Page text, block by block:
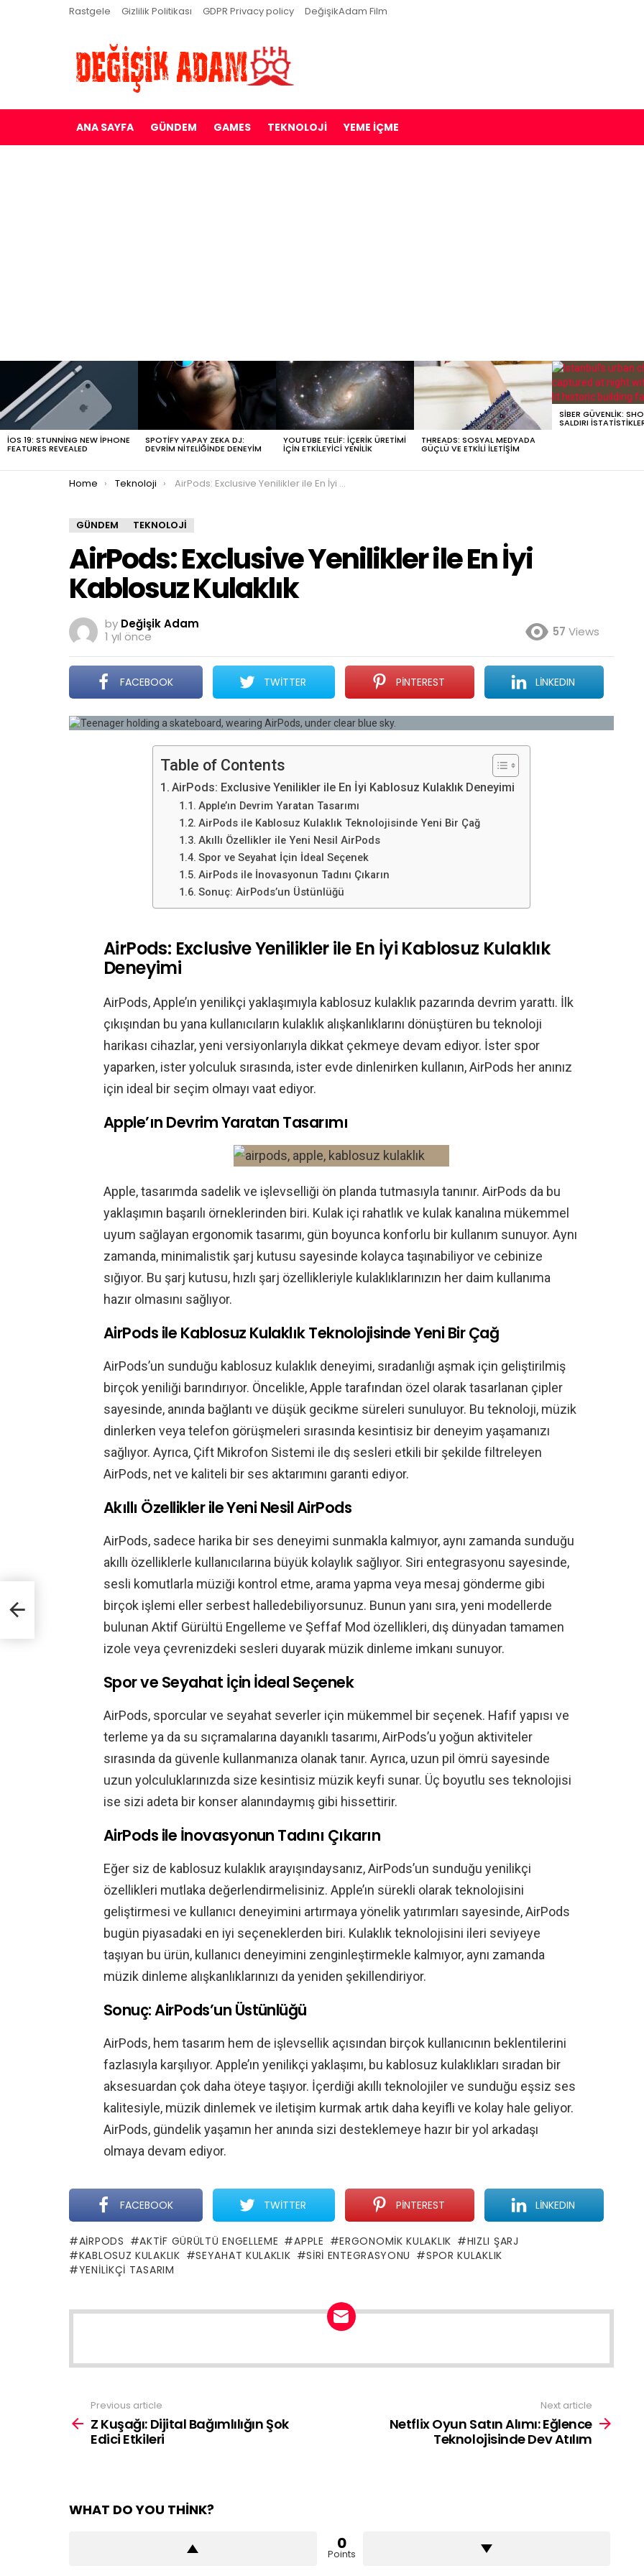
Rastgele Gizlilik Politikası GDPR Privacy policy DeğişikAdam Film
ANA SAYFA GÜNDEM GAMES TEKNOLOJI YEME İÇME
IOS 19: STUNNING NEW IPHONE
FEATURES REVEALED
SPOTIFY YAPAY ZEKA DJ:
DEVRIM NITELIĞINDE DENEYIM
YOUTUBE TELIF: İÇERIK ÜRETIMI
İÇIN ETKILEYICI YENILIK
THREADS: SOSYAL MEDYADA
GÜÇLÜ VE ETKILI İLETIŞIM
SIBER GÜVENLIK:
SALDIRI
You are here:
Home Teknoloji AirPods: Exclusive Yenilikler ile En İyi Kablosuz Kulaklık
GÜNDEM TEKNOLOJI
AirPods: Exclusive Yenilikler ile En İyi
Kablosuz Kulaklık
by Değişik Adam
1 yıl önce
57 Views
FACEBOOK TWITTER PINTEREST LINKEDIN
Table of Contents
AirPods: Exclusive Yenilikler ile En İyi Kablosuz Kulaklık Deneyimi
Apple’ın Devrim Yaratan Tasarımı
AirPods ile Kablosuz Kulaklık Teknolojisinde Yeni Bir Çağ
Akıllı Özellikler ile Yeni Nesil AirPods
Spor ve Seyahat İçin İdeal Seçenek
AirPods ile İnovasyonun Tadını Çıkarın
Sonuç: AirPods’un Üstünlüğü
AirPods: Exclusive Yenilikler ile En İyi Kablosuz Kulaklık
Deneyimi
AirPods, Apple’ın yenilikçi yaklaşımıyla kablosuz kulaklık pazarında devrim yarattı. İlk
çıkışından bu yana kullanıcıların kulaklık alışkanlıklarını dönüştüren bu teknoloji
harikası cihazlar, yeni versiyonlarıyla dikkat çekmeye devam ediyor. İster spor
yaparken, ister yolculuk sırasında, ister evde dinlenirken kullanın, AirPods her anınız
için ideal bir seçim olmayı vaat ediyor.
Apple’ın Devrim Yaratan Tasarımı
Apple, tasarımda sadelik ve işlevselliği ön planda tutmasıyla tanınır. AirPods da bu
yaklaşımın başarılı örneklerinden biri. Kulak içi rahatlık ve kulak kanalına mükemmel
uyum sağlayan ergonomik tasarımı, gün boyunca konforlu bir kullanım sunuyor. Aynı
zamanda, minimalistik şarj kutusu sayesinde kolayca taşınabiliyor ve cebinize
sığıyor. Bu şarj kutusu, hızlı şarj özellikleriyle kulaklıklarınızın her daim kullanıma
hazır olmasını sağlıyor.
AirPods ile Kablosuz Kulaklık Teknolojisinde Yeni Bir Çağ
AirPods’un sunduğu kablosuz kulaklık deneyimi, sıradanlığı aşmak için geliştirilmiş
birçok yeniliği barındırıyor. Öncelikle, Apple tarafından özel olarak tasarlanan çipler
sayesinde, anında bağlantı ve düşük gecikme süreleri sunuluyor. Bu teknoloji, müzik
dinlerken veya telefon görüşmeleri sırasında kesintisiz bir deneyim yaşamanızı
sağlıyor. Ayrıca, Çift Mikrofon Sistemi ile dış sesleri etkili bir şekilde filtreleyen
AirPods, net ve kaliteli bir ses aktarımını garanti ediyor.
Akıllı Özellikler ile Yeni Nesil AirPods
AirPods, sadece harika bir ses deneyimi sunmakla kalmıyor, aynı zamanda sunduğu
akıllı özelliklerle kullanıcılarına büyük kolaylık sağlıyor. Siri entegrasyonu sayesinde,
sesli komutlarla müziği kontrol etme, arama yapma veya mesaj gönderme gibi
birçok işlemi eller serbest halledebiliyorsunuz. Bunun yanı sıra, yeni modellerde
bulunan Aktif Gürültü Engelleme ve Şeffaf Mod özellikleri, dış dünyadan tamamen
izole veya çevrenizdeki sesleri duyarak müzik dinleme imkanı sunuyor.
Spor ve Seyahat İçin İdeal Seçenek
AirPods, sporcular ve seyahat severler için mükemmel bir seçenek. Hafif yapısı ve
terleme ya da su sıçramalarına dayanıklı tasarımı, AirPods’u yoğun aktiviteler
sırasında da güvenle kullanmanıza olanak tanır. Ayrıca, uzun pil ömrü sayesinde
uzun yolculuklarınızda size kesintisiz müzik keyfi sunar. Üç boyutlu ses teknolojisi
ise sizi adeta bir konser alanındaymış gibi hissettirir.
AirPods ile İnovasyonun Tadını Çıkarın
Eğer siz de kablosuz kulaklık arayışındaysanız, AirPods’un sunduğu yenilikçi
özellikleri mutlaka değerlendirmelisiniz. Apple’ın sürekli olarak teknolojisini
geliştirmesi ve kullanıcı deneyimini artırmaya yönelik yatırımları sayesinde, AirPods
bugün piyasadaki en iyi seçeneklerden biri. Kulaklık teknolojisini ileri seviyeye
taşıyan bu ürün, kullanıcı deneyimini zenginleştirmekle kalmıyor, aynı zamanda
müzik dinleme alışkanlıklarınızı da yeniden şekillendiriyor.
Sonuç: AirPods’un Üstünlüğü
AirPods, hem tasarım hem de işlevsellik açısından birçok kullanıcının beklentilerini
fazlasıyla karşılıyor. Apple’ın yenilikçi yaklaşımı, bu kablosuz kulaklıkları sıradan bir
aksesuardan çok daha öteye taşıyor. İçerdiği akıllı teknolojiler ve sunduğu eşsiz ses
kalitesiyle, müzik dinlemek ve iletişim kurmak artık daha keyifli ve kolay hale geliyor.
AirPods, gündelik yaşamın her anında sizi desteklemeye hazır bir yol arkadaşı
olmaya devam ediyor.
FACEBOOK TWITTER PINTEREST LINKEDIN
AIRPODS AKTIF GÜRÜLTÜ ENGELLEME APPLE ERGONOMIK KULAKLIK
HIZLI ŞARJ
KABLOSUZ KULAKLIK
SEYAHAT KULAKLIK SIRI ENTEGRASYONU
SPOR KULAKLIK
YENILIKÇI TASARIM
NEWSLETTER
more
Previous article
Z Kuşağı: Dijital Bağımlılığın Şok
Edici Etkileri
Next article
Netflix Oyun Satın Alımı: Eğlence
Teknolojisinde Dev Atılım
WHAT DO YOU THINK?
0
Points